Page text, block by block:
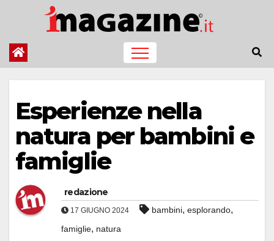
contenuto
Esperienze nella
natura per bambini e
famiglie
redazione
17 GIUGNO 2024 bambini, esplorando,
famiglie, natura